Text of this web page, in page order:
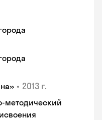
• 2013 г.
методический